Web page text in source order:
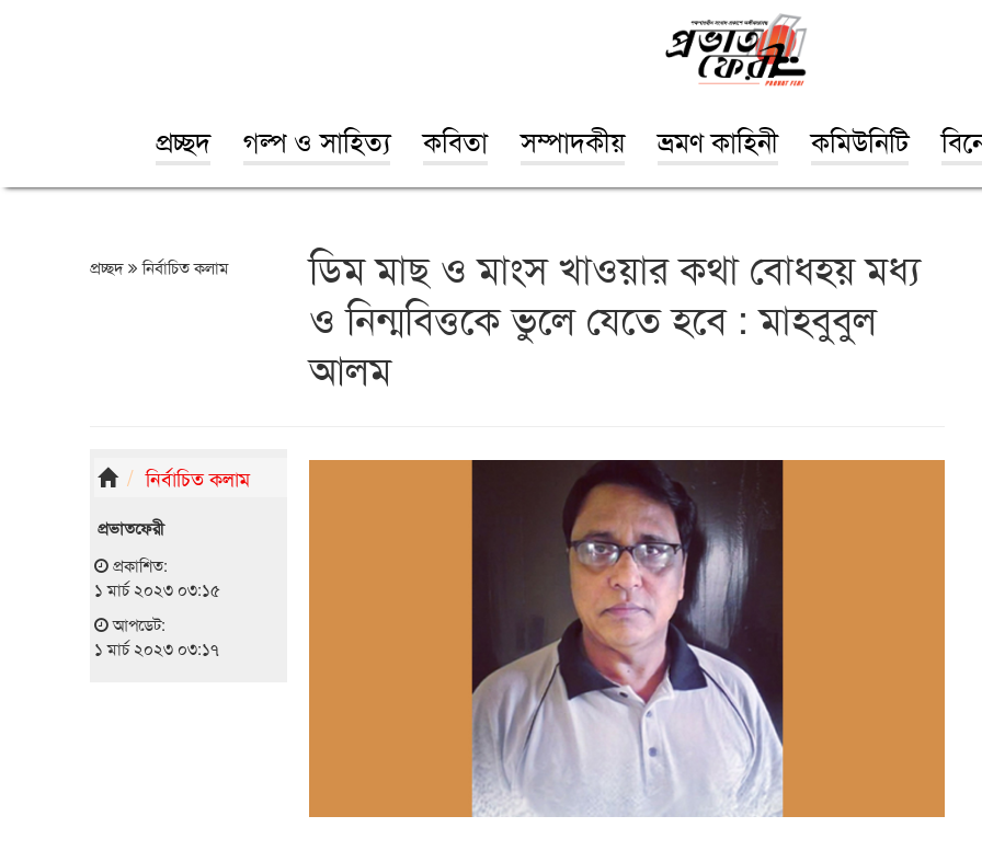
প্রচ্ছদ গল্প ও সাহিত্য কবিতা সম্পাদকীয় ভ্রমণ কাহিনী কমিউনিটি
প্রচ্ছদ নির্বাচিত কলাম
ডিম মাছ ও মাংস খাওয়ার কথা বোধহয় মধ্য
ও নিন্মবিত্তকে ভুলে যেতে হবে : মাহবুবুল
আলম
নির্বাচিত কলাম
প্রভাতফেরী
প্রকাশিত:
১ মার্চ ২০২৩ ০৩:১৫
আপডেট:
১ মার্চ ২০২৩ ০৩:১৭